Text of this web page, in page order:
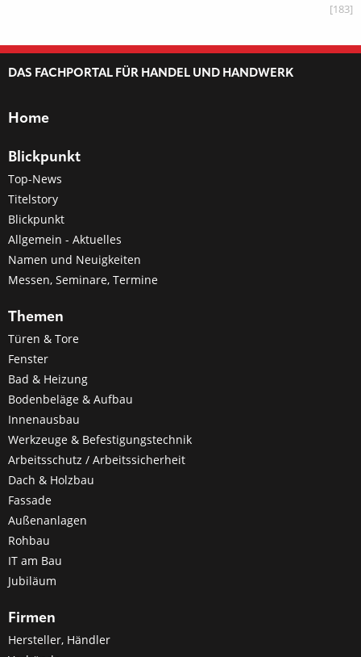
[183]
DAS FACHPORTAL FÜR HANDEL UND HANDWERK
Home
Blickpunkt
Top-News
Titelstory
Blickpunkt
Allgemein - Aktuelles
Namen und Neuigkeiten
Messen, Seminare, Termine
Themen
Türen & Tore
Fenster
Bad & Heizung
Bodenbeläge & Aufbau
Innenausbau
Werkzeuge & Befestigungstechnik
Arbeitsschutz / Arbeitssicherheit
Dach & Holzbau
Fassade
Außenanlagen
Rohbau
IT am Bau
Jubiläum
Firmen
Hersteller, Händler